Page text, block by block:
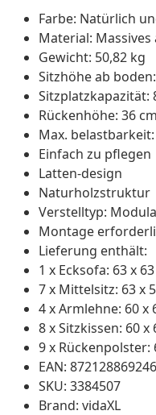
Farbe: Natürlich
Material:
Gewicht: 50,82 kg
Sitzhöhe ab
Sitzplatzkapazität:
Rückenhöhe: 36 cm
Max.
Einfach zu pflegen
Latten-design
Naturholzstruktur
Verstelltyp:
Montage
Lieferung enthält:
1 x Ecksofa: 63 x
7 x Mittelsitz: 63 x
4 x Armlehne: 60 x
8 x Sitzkissen: 60 x
9 x Rückenpolster:
EAN:
SKU: 3384507
Brand: vidaXL